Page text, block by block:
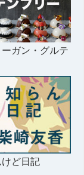
ガン・グルテ
ど日記